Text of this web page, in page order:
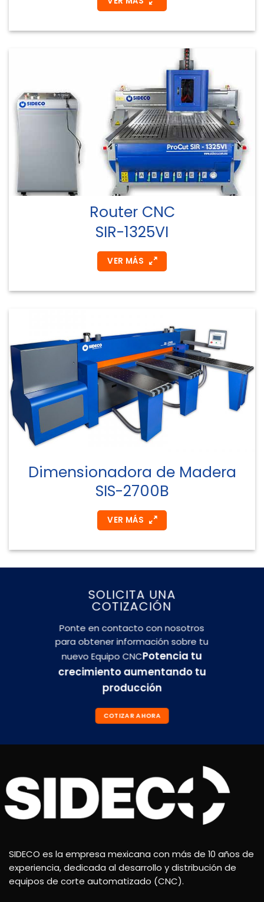
Router CNC
SIR-1325VI
VER MÁS
Dimensionadora de Madera
SIS-2700B
VER MÁS
SOLICITA UNA
COTIZACIÓN
Ponte en contacto con nosotros
para obtener información sobre tu
nuevo Equipo CNCPotencia tu
crecimiento aumentando tu
producción
COTIZAR AHORA
SIDECO es la empresa mexicana con más de 10 años de
experiencia, dedicada al desarrollo y distribución de
equipos de corte automatizado (CNC).